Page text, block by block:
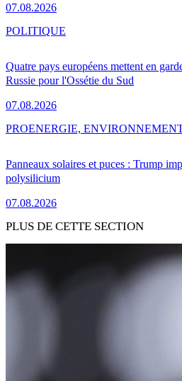
07.08.2026
Quatre pays européens mettent en
Russie pour l'Ossétie du Sud
07.08.2026
POLITIQUE
Panneaux solaires et puces : Trump
polysilicium
07.08.2026
PROENERGIE,
PLUS DE CETTE SECTION